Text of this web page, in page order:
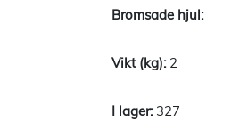
2
327